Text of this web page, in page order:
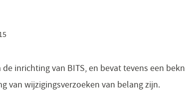
inrichting van BITS, en bevat tevens een
van wijzigingsverzoeken van belang zijn.